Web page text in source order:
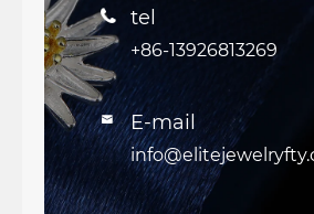
 tel
+86-13926813269
 E-mail